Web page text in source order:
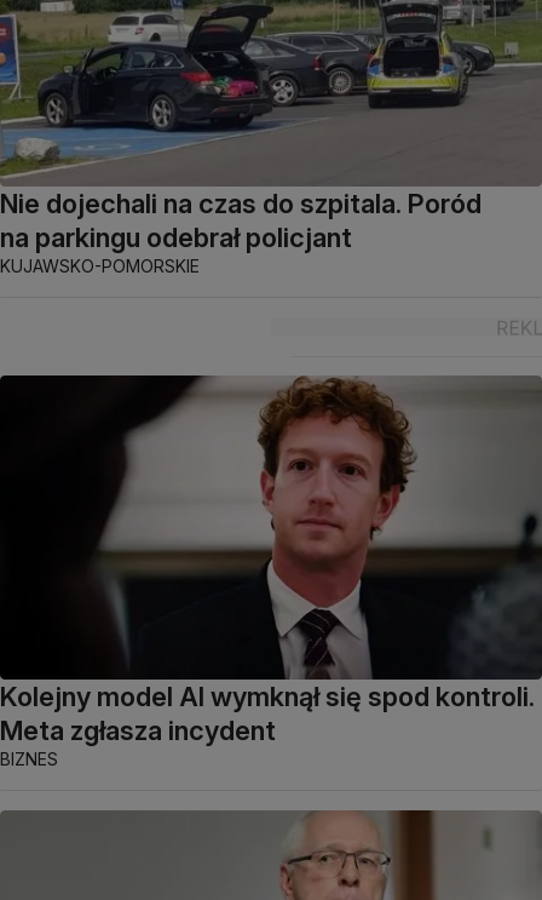
Nie dojechali na czas do szpitala. Poród
na parkingu odebrał policjant
KUJAWSKO-POMORSKIE
Kolejny model AI wymknął się spod kontroli.
Meta zgłasza incydent
BIZNES